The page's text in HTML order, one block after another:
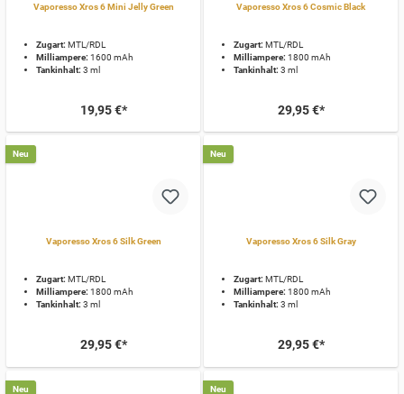
Vaporesso Xros 6 Mini Jelly Green
Zugart: MTL/RDL
Milliampere: 1600 mAh
Tankinhalt: 3 ml
19,95 €*
Vaporesso Xros 6 Cosmic Black
Zugart: MTL/RDL
Milliampere: 1800 mAh
Tankinhalt: 3 ml
29,95 €*
Neu
Vaporesso Xros 6 Silk Green
Zugart: MTL/RDL
Milliampere: 1800 mAh
Tankinhalt: 3 ml
29,95 €*
Neu
Vaporesso Xros 6 Silk Gray
Zugart: MTL/RDL
Milliampere: 1800 mAh
Tankinhalt: 3 ml
29,95 €*
Neu Neu